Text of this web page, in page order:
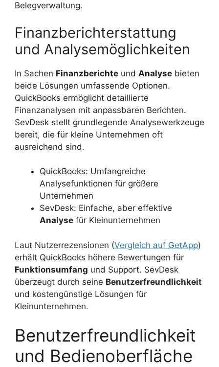
Belegverwaltung.
Finanzberichterstattung
und Analysemöglichkeiten
In Sachen Finanzberichte und Analyse bieten
beide Lösungen umfassende Optionen.
QuickBooks ermöglicht detaillierte
Finanzanalysen mit anpassbaren Berichten.
SevDesk stellt grundlegende Analysewerkzeuge
bereit, die für kleine Unternehmen oft
ausreichend sind.
QuickBooks: Umfangreiche
Analysefunktionen für größere
Unternehmen
SevDesk: Einfache, aber effektive
Analyse für Kleinunternehmen
Laut Nutzerrezensionen (Vergleich auf GetApp)
erhält QuickBooks höhere Bewertungen für
Funktionsumfang und Support. SevDesk
überzeugt durch seine Benutzerfreundlichkeit
und kostengünstige Lösungen für
Kleinunternehmen.
Benutzerfreundlichkeit
und Bedienoberfläche